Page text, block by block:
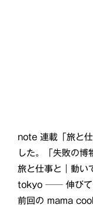
note 連載「旅と
した。「失敗の博
旅と仕事と｜動
tokyo ── 伸びて
前回の mama